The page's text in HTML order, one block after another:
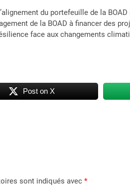
du portefeuille de la
de la BOAD à financer des
face aux changements
Post on X
sont indiqués avec*